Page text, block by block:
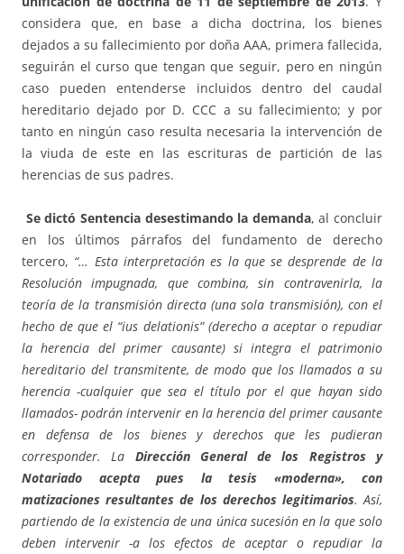
considera que, en base a dicha doctrina, los bienes
dejados a su fallecimiento por doña AAA, primera fallecida,
seguirán el curso que tengan que seguir, pero en ningún
caso pueden entenderse incluidos dentro del caudal
hereditario dejado por D. CCC a su fallecimiento; y por
tanto en ningún caso resulta necesaria la intervención de
la viuda de este en las escrituras de partición de las
herencias de sus padres.
Se dictó Sentencia desestimando la demanda, al concluir
en los últimos párrafos del fundamento de derecho
tercero, “… Esta interpretación es la que se desprende de la
Resolución impugnada, que combina, sin contravenirla, la
teoría de la transmisión directa (una sola transmisión), con el
hecho de que el “ius delationis” (derecho a aceptar o repudiar
la herencia del primer causante) si integra el patrimonio
hereditario del transmitente, de modo que los llamados a su
herencia -cualquier que sea el título por el que hayan sido
llamados- podrán intervenir en la herencia del primer causante
en defensa de los bienes y derechos que les pudieran
corresponder. La Dirección General de los Registros y
Notariado acepta pues la tesis «moderna», con
matizaciones resultantes de los derechos legitimarios. Así,
partiendo de la existencia de una única sucesión en la que solo
deben intervenir -a los efectos de aceptar o repudiar la